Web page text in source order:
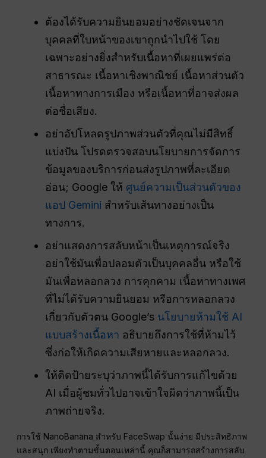
ต้องได้รับความยินยอมอย่างชัดเจนจาก
บุคคลที่ใบหน้าของเขาถูกนำไปใช้ โดย
เฉพาะอย่างยิ่งสำหรับเนื้อหาที่เผยแพร่ต่อ
สาธารณะ เนื้อหาเชิงพาณิชย์ เนื้อหาส่วนตัว
เนื้อหาทางการเมือง หรือเนื้อหาที่อาจส่งผล
ต่อชื่อเสียง.
อย่าอัปโหลดรูปภาพส่วนตัวที่คุณไม่มีสิทธิ์
แบ่งปัน โปรดตรวจสอบนโยบายการจัดการ
ข้อมูลของบริการก่อนส่งรูปภาพที่ละเอียด
อ่อน; Google ให้ ศูนย์ความเป็นส่วนตัวของ
แอป Gemini สำหรับเส้นทางอย่างเป็น
ทางการ.
อย่าแสดงการสลับหน้าเป็นเหตุการณ์จริง
อย่าใช้มันเพื่อปลอมตัวเป็นบุคคลอื่น หรือใช้
มันเพื่อหลอกลวง การคุกคาม เนื้อหาทางเพศ
ที่ไม่ได้รับความยินยอม หรือการหลอกลวง
เกี่ยวกับตัวตน Google’s นโยบายห้ามใช้ AI
แบบสร้างเนื้อหา อธิบายถึงการใช้ที่ห้ามไว้
ซึ่งก่อให้เกิดความเสียหายและหลอกลวง.
ให้ติดป้ายระบุว่าภาพนี้ได้รับการแก้ไขด้วย
AI เมื่อผู้ชมทั่วไปอาจเข้าใจผิดว่าภาพนี้เป็น
ภาพถ่ายจริง.
การใช้ NanoBanana สำหรับ FaceSwap นั้นง่าย มีประสิทธิภาพ
และสนุก เพียงทำตามขั้นตอนเหล่านี้ คุณก็สามารถสร้างการสลับ